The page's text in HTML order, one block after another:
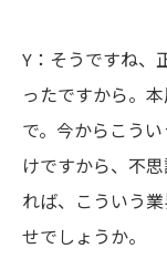
Y：そうですね、
ったですから。
で。今からこう
けですから、不
れば、こういう
せでしょうか。